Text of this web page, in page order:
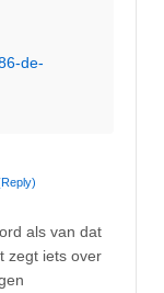
de-
als van dat
zegt iets over